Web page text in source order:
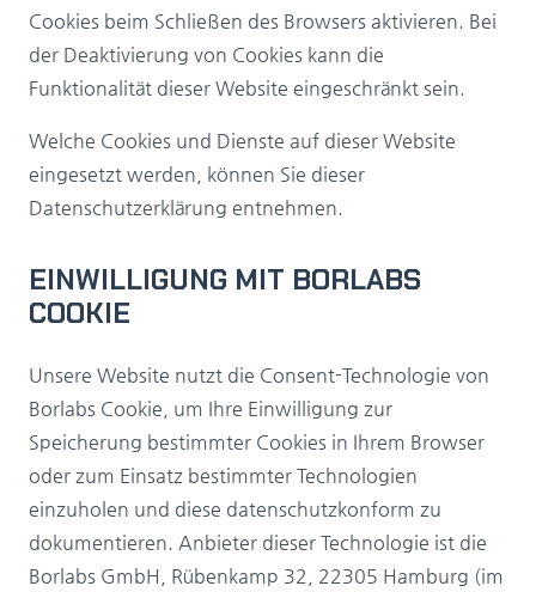
Cookies beim Schließen des Browsers aktivieren. Bei
der Deaktivierung von Cookies kann die
Funktionalität dieser Website eingeschränkt sein.
Welche Cookies und Dienste auf dieser Website
eingesetzt werden, können Sie dieser
Datenschutzerklärung entnehmen.
EINWILLIGUNG MIT BORLABS
COOKIE
Unsere Website nutzt die Consent-Technologie von
Borlabs Cookie, um Ihre Einwilligung zur
Speicherung bestimmter Cookies in Ihrem Browser
oder zum Einsatz bestimmter Technologien
einzuholen und diese datenschutzkonform zu
dokumentieren. Anbieter dieser Technologie ist die
Borlabs GmbH, Rübenkamp 32, 22305 Hamburg (im